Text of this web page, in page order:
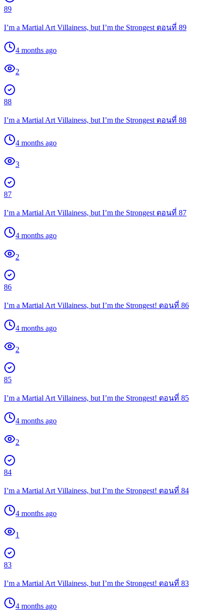
89
I’m a Martial Art Villainess, but I’m the Strongest ตอนที่ 89
4 months ago
2
88
I’m a Martial Art Villainess, but I’m the Strongest ตอนที่ 88
4 months ago
3
87
I’m a Martial Art Villainess, but I’m the Strongest ตอนที่ 87
4 months ago
2
86
I’m a Martial Art Villainess, but I’m the Strongest! ตอนที่ 86
4 months ago
2
85
I’m a Martial Art Villainess, but I’m the Strongest! ตอนที่ 85
4 months ago
2
84
I’m a Martial Art Villainess, but I’m the Strongest! ตอนที่ 84
4 months ago
1
83
I’m a Martial Art Villainess, but I’m the Strongest! ตอนที่ 83
4 months ago